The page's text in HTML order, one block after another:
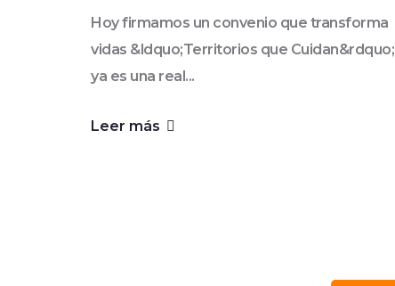
Hoy firmamos un convenio que transforma
vidas &ldquo;Territorios que Cuidan&rdquo;
ya es una real...
Leer más